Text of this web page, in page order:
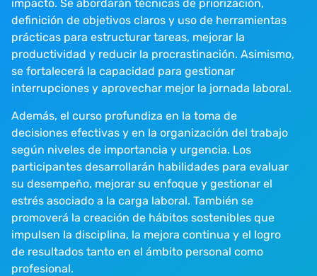
impacto. Se abordarán técnicas de priorización,
definición de objetivos claros y uso de herramientas
prácticas para estructurar tareas, mejorar la
productividad y reducir la procrastinación. Asimismo,
se fortalecerá la capacidad para gestionar
interrupciones y aprovechar mejor la jornada laboral.
Además, el curso profundiza en la toma de
decisiones efectivas y en la organización del trabajo
según niveles de importancia y urgencia. Los
participantes desarrollarán habilidades para evaluar
su desempeño, mejorar su enfoque y gestionar el
estrés asociado a la carga laboral. También se
promoverá la creación de hábitos sostenibles que
impulsen la disciplina, la mejora continua y el logro
de resultados tanto en el ámbito personal como
profesional.